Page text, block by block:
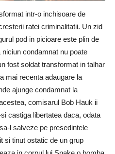
intr-o inchisoare de
ratei criminalitatii. Un zid
pod in picioare este plin de
condamnat nu poate
fost soldat transformat in talhar
mai recenta adaugare la
ajunge condamnat la
comisarul Bob Hauk ii
castiga libertatea daca, odata
l salveze pe presedintele
si tinut ostatic de un grup